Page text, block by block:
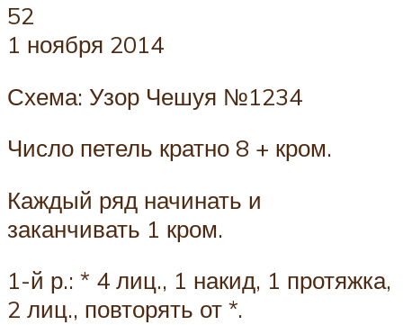
52
1 ноября 2014
Схема: Узор Чешуя №1234
Число петель кратно 8 + кром.
Каждый ряд начинать и
заканчивать 1 кром.
1-й р.: * 4 лиц., 1 накид, 1 протяжка,
2 лиц., повторять от *.